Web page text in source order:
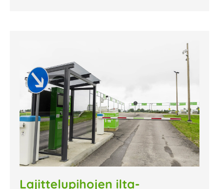
Lajittelupihojen ilta-